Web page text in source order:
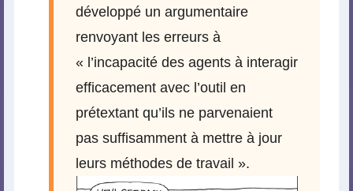
développé un argumentaire
renvoyant les erreurs à
« l’incapacité des agents à interagir
efficacement avec l’outil en
prétextant qu’ils ne parvenaient
pas suffisamment à mettre à jour
leurs méthodes de travail ».